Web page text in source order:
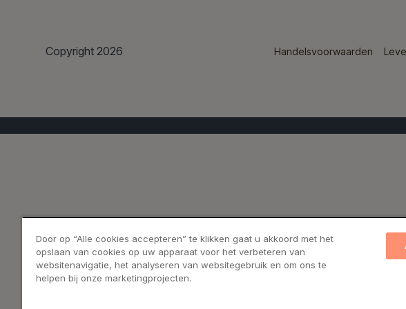
Copyright 2026 Handelsvoorwaarden
Een geregistreerd
Door op “Alle cookies accepteren” te klikken gaat u akkoord met het
opslaan van cookies op uw apparaat voor het verbeteren van
websitenavigatie, het analyseren van websitegebruik en om ons te
helpen bij onze marketingprojecten.